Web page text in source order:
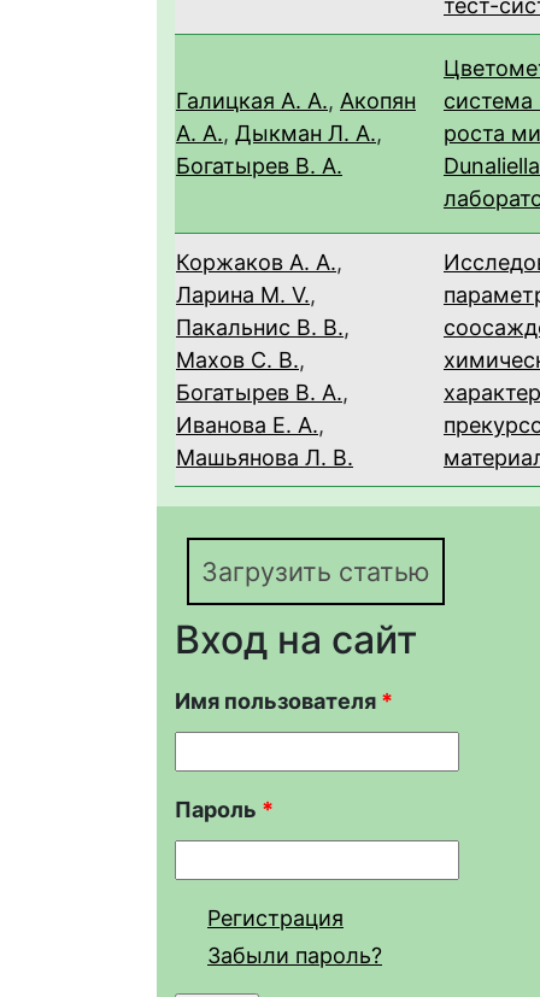
Галицкая А. А., Акопян
А. А., Дыкман Л. А.,
Богатырев В. А.
система
роста
Коржаков А. А.,
Ларина М. V.,
Пакальнис В. В.,
Махов С. В.,
Богатырев В. А.,
Иванова Е. A.,
Машьянова Л. В.
Загрузить статью
Вход на сайт
Имя пользователя *
Пароль *
Регистрация
Забыли пароль?